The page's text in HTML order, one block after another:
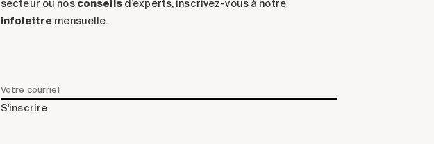
secteur ou nos conseilsd’experts, inscrivez-vous à notre
infolettre mensuelle.
S'inscrire